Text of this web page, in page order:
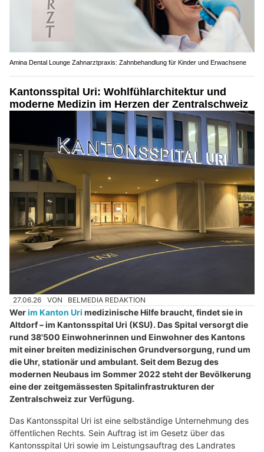
Amina Dental Lounge Zahnarztpraxis: Zahnbehandlung für Kinder und Erwachsene
Kantonsspital Uri: Wohlfühlarchitektur und
moderne Medizin im Herzen der Zentralschweiz
27.06.26 VON BELMEDIA REDAKTION
Werim Kanton Uri medizinische Hilfe braucht, findet sie in
Altdorf – im Kantonsspital Uri (KSU). Das Spital versorgt die
rund 38'500 Einwohnerinnen und Einwohner des Kantons
mit einer breiten medizinischen Grundversorgung, rund um
die Uhr, stationär und ambulant. Seit dem Bezug des
modernen Neubaus im Sommer 2022 steht der Bevölkerung
eine der zeitgemässesten Spitalinfrastrukturen der
Zentralschweiz zur Verfügung.
Das Kantonsspital Uri ist eine selbständige Unternehmung des
öffentlichen Rechts. Sein Auftrag ist im Gesetz über das
Kantonsspital Uri sowie im Leistungsauftrag des Landrates